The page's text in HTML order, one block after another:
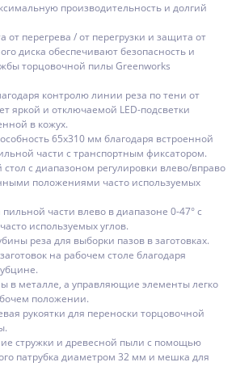
производительность и долгий
от перегрева / от перегрузки и защита от
диска обеспечивают безопасность и
торцовочной пилы Greenworks
контролю линии реза по тени от
яркой и отключаемой LED-подсветки
в кожух.
65х310 мм благодаря встроенной
части с транспортным фиксатором.
с диапазоном регулировки влево/вправо
положениями часто используемых
части влево в диапазоне 0-47° с
используемых углов.
реза для выборки пазов в заготовках.
на рабочем столе благодаря
в металле, а управляющие элементы легко
положении.
рукоятки для переноски торцовочной
стружки и древесной пыли с помощью
патрубка диаметром 32 мм и мешка для